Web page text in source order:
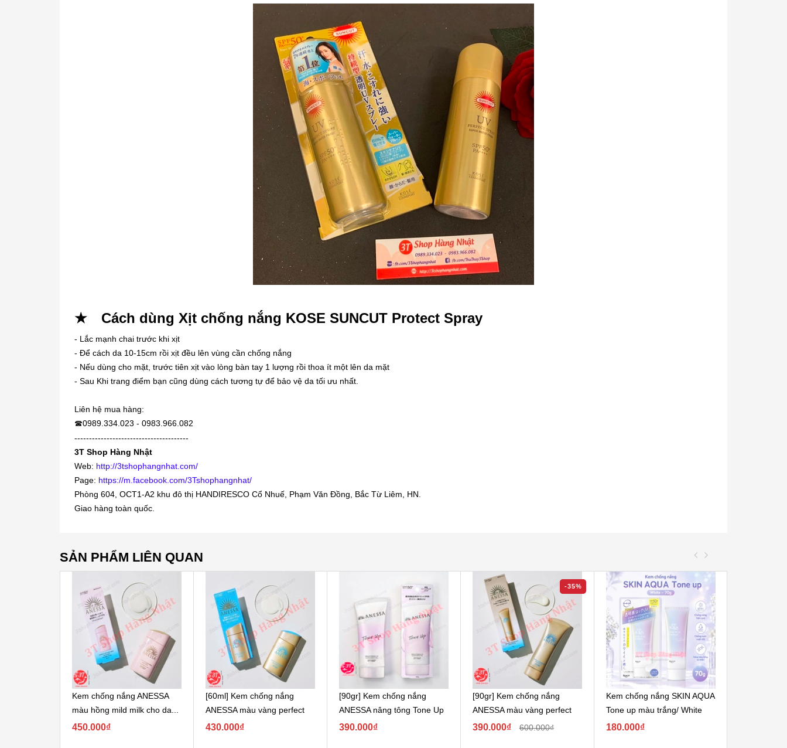
★ Cách dùng Xịt chống nắng KOSE SUNCUT Protect Spray
- Lắc mạnh chai trước khi xịt
- Để cách da 10-15cm rồi xịt đều lên vùng cần chống nắng
- Nếu dùng cho mặt, trước tiên xịt vào lòng bàn tay 1 lượng rồi thoa ít một lên da mặt
- Sau Khi trang điểm bạn cũng dùng cách tương tự để bảo vệ da tối ưu nhất.
Liên hệ mua hàng:
☎0989.334.023 - 0983.966.082
---------------------------------------
3T Shop Hàng Nhật
Web: http://3tshophangnhat.com/
Page: https://m.facebook.com/3Tshophangnhat/
Phòng 604, OCT1-A2 khu đô thị HANDIRESCO Cổ Nhuế, Phạm Văn Đồng, Bắc Từ Liêm, HN.
Giao hàng toàn quốc.
SẢN PHẨM LIÊN QUAN
Kem chống nắng ANESSA
màu hồng mild milk cho da...
450.000₫
[60ml] Kem chống nắng
ANESSA màu vàng perfect
UV skincare
430.000₫
[90gr] Kem chống nắng
ANESSA nâng tông Tone Up
390.000₫
-35%
[90gr] Kem chống nắng
ANESSA màu vàng perfect
UV skincare
390.000₫ 600.000₫
Kem chống nắng SKIN AQUA
Tone up màu trắng/ White
180.000₫